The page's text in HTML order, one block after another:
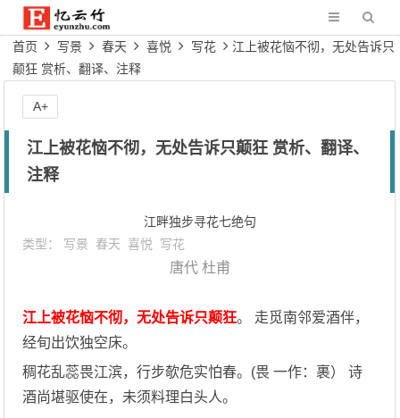
首页 写景 春天 喜悦 写花
江上被花恼不彻，无处告诉只
颠狂 赏析、翻译、注释
江上被花恼不彻，无处告诉只颠狂 赏析、翻译、
注释
江畔独步寻花七绝句
类型： 写景 春天 喜悦 写花
唐代 杜甫
江上被花恼不彻，无处告诉只颠狂。 走觅南邻爱酒伴，
经旬出饮独空床。
稠花乱蕊畏江滨，行步欹危实怕春。(畏 一作：裹） 诗
酒尚堪驱使在，未须料理白头人。
A+